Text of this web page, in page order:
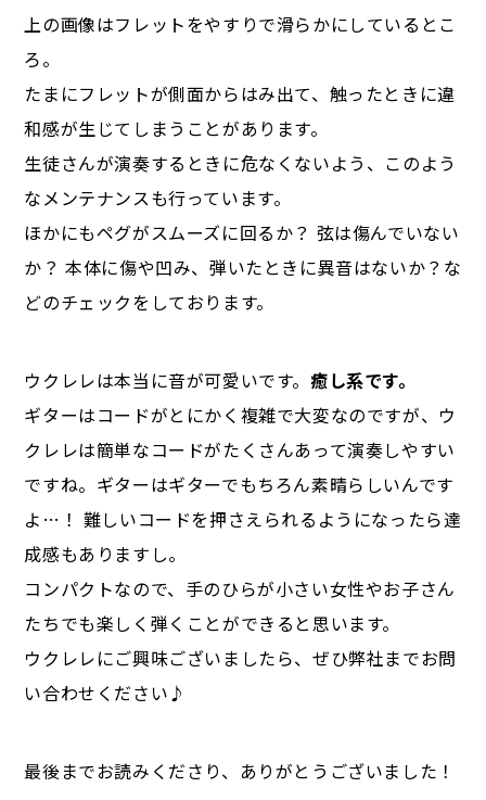
上の画像はフレットをやすりで滑らかにしているとこ
ろ。
たまにフレットが側面からはみ出て、触ったときに違
和感が生じてしまうことがあります。
生徒さんが演奏するときに危なくないよう、このよう
なメンテナンスも行っています。
ほかにもペグがスムーズに回るか？ 弦は傷んでいない
か？ 本体に傷や凹み、弾いたときに異音はないか？な
どのチェックをしております。
ウクレレは本当に音が可愛いです。癒し系です。
ギターはコードがとにかく複雑で大変なのですが、ウ
クレレは簡単なコードがたくさんあって演奏しやすい
ですね。ギターはギターでもちろん素晴らしいんです
よ…！ 難しいコードを押さえられるようになったら達
成感もありますし。
コンパクトなので、手のひらが小さい女性やお子さん
たちでも楽しく弾くことができると思います。
ウクレレにご興味ございましたら、ぜひ弊社までお問
い合わせください♪
最後までお読みくださり、ありがとうございました！